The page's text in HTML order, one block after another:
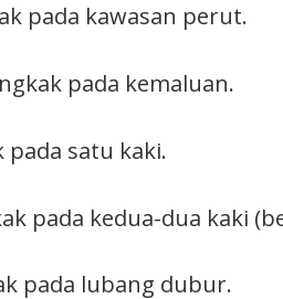
pada kawasan perut.
pada kemaluan.
pada satu kaki.
pada kedua-dua kaki
pada lubang dubur.